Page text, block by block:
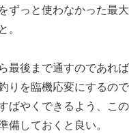
ずっと使わなかった最大
。
最後まで通すのであれば
りを臨機応変にするので
ばやくできるよう、この
備しておくと良い。